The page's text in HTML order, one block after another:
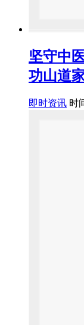
坚守中
功山道
即时资讯 时